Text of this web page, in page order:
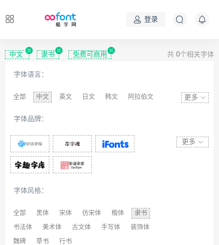
登录
中文 隶书 免费可商用 共 0个相关字体
字体语言：
全部 中文 英文 日文 韩文 阿拉伯文
拉丁文 八思巴文
更多
字体品牌：
更多
字体风格：
全部 黑体 宋体 仿宋体 楷体 隶书
书法体 美术体 古文体 手写体 装饰体
魏碑 草书 行书